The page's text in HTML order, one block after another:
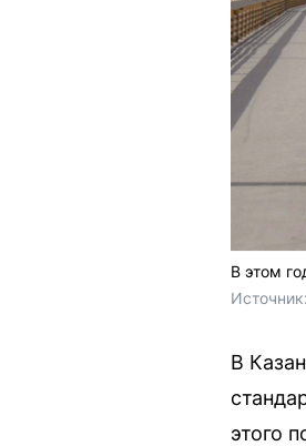
В этом
Источник:
В
этого